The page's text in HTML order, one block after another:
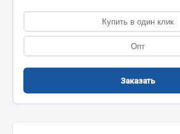
Соединительные элементы
Camozzi
Адаптеры и переходники
Тройники
Купить в один клик
Опт
Заказать